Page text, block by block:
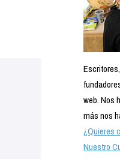
web. Nos
más nos
¿Quieres
Nuestro